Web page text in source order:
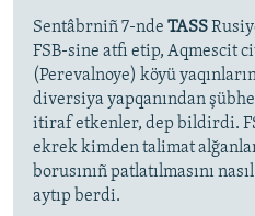
Sentâbrniñ 7-nde TASS
FSB-sine atfı etip, Aqmescit
(Perevalnoye) köyü
diversiya yapqanından
itiraf etkenler, dep bildirdi.
ekrek kimden talimat
borusınıñ patlatılmasını
aytıp berdi.